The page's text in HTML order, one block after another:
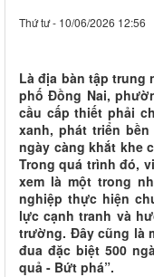
Thứ tư - 10/06/2026 12:56
Là địa bàn tập trung
phố Đồng Nai,
cầu cấp thiết phải
xanh, phát triển
ngày càng khắt khe
Trong quá trình đó,
xem là một trong
nghiệp thực hiện
lực cạnh tranh và
trường. Đây cũng là
đua đặc biệt 500
quả - Bứt phá”.